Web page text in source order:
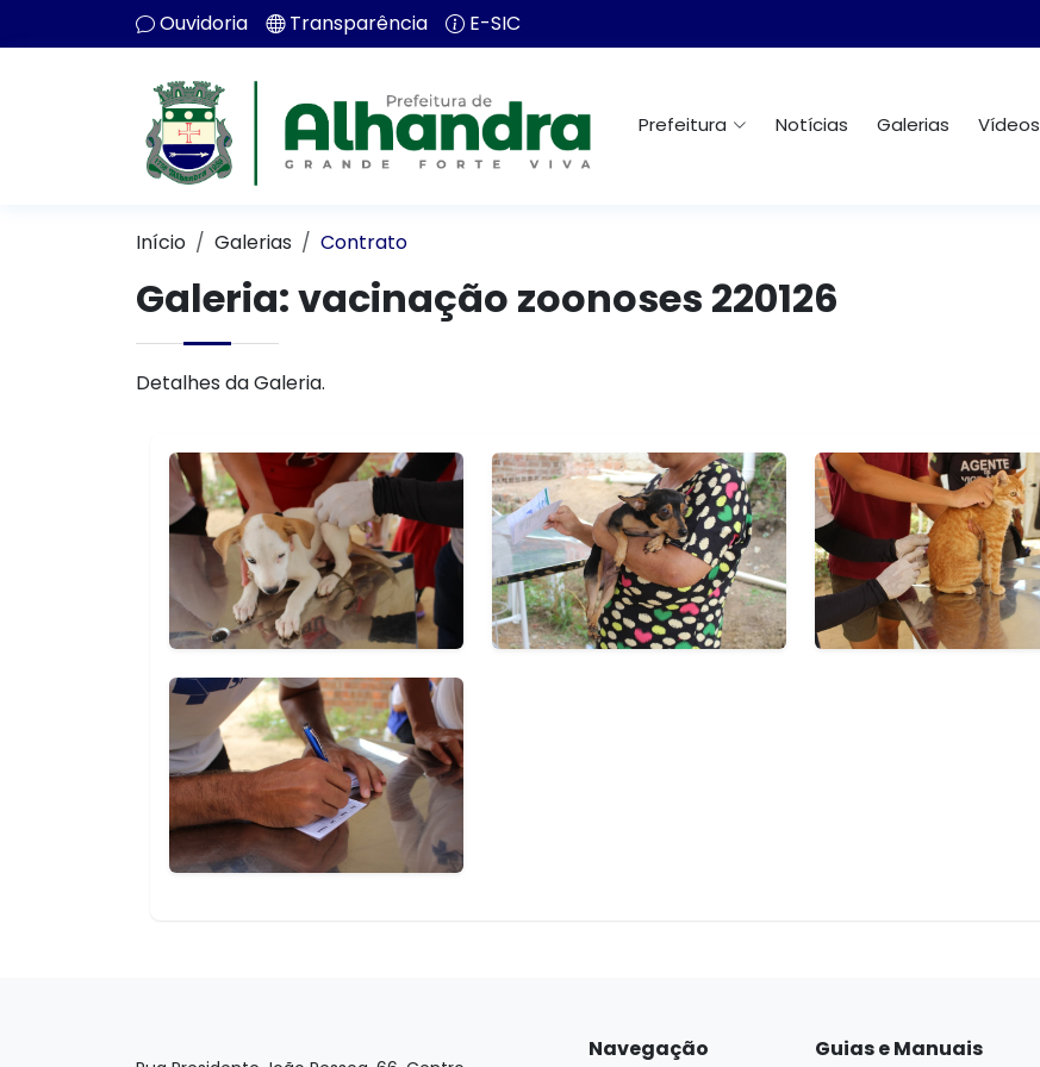
Ouvidoria Transparência E-SIC
Prefeitura Notícias Galerias Vídeos
Início Galerias Contrato
Galeria: vacinação zoonoses 220126
Detalhes da Galeria.
Navegação Guias e Manuais